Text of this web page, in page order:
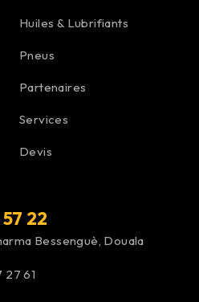
Huiles & Lubrifiants
Pneus
Partenaires
Services
Devis
22
Bessenguè, Douala
27 61